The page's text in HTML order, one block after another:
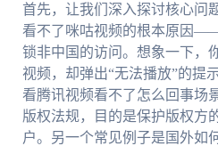
首先，让我们深入探讨核心问
看不了咪咕视频的根本原因
锁非中国的访问。想象一下，
视频，却弹出“无法播放”的提
看腾讯视频看不了怎么回事场
版权法规，目的是保护版权方
户。另一个常见例子是国外如